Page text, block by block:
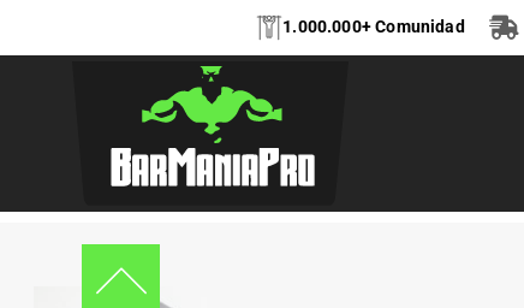
1.000.000+ Comunidad
Accesorios Ropa Camiseta BarManiaPro®